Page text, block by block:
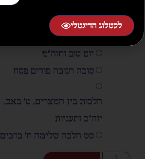
מוקצה
יום טוב וחוה"מ
סוכה חנוכה פורים פסח
הלכות בין המצרים, ט' באב,
יוה"כ ותעניות
סט הלכה שלימה ח' כרכים
לקטלוג הדיגטלי